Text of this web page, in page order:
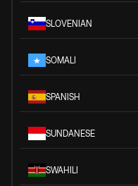
SLOVENIAN
SOMALI
SPANISH
SUNDANESE
SWAHILI